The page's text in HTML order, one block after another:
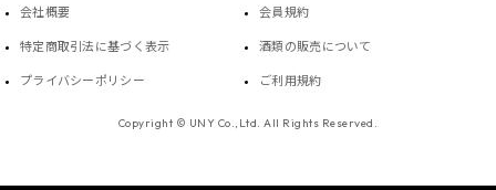
会社概要 会員規約
特定商取引法に基づく表示 酒類の販売について
プライバシーポリシー ご利用規約
Copyright © UNY Co.,Ltd. All Rights Reserved.